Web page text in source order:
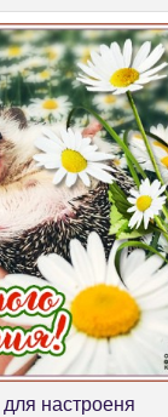
настроеня